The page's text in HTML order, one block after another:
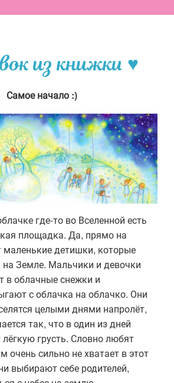
из книжки ♥
Самое начало :)
где-то во Вселенной есть
площадка. Да, прямо на
маленькие детишки, которые
на Земле. Мальчики и девочки
в облачные снежки и
с облачка на облачко. Они
целыми днями напролёт,
так, что в один из дней
грусть. Словно любят
очень сильно не хватает в этот
выбирают себе родителей,